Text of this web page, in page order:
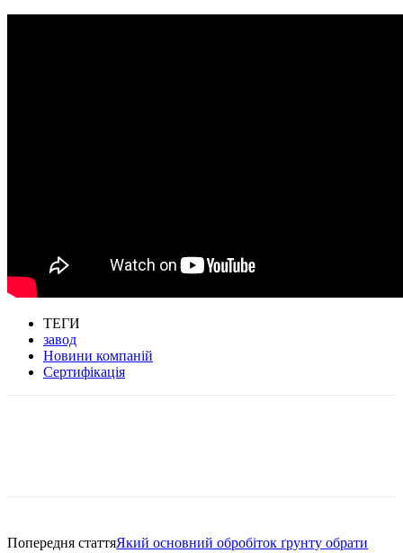
ТЕГИ
завод
Новини компаній
Сертифікація
Попередня статтяЯкий основний обробіток ґрунту обрати